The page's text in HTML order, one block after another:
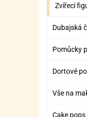
Zvířecí
Dubajská
Pomůcky
Dortové
Vše na
Cake pops